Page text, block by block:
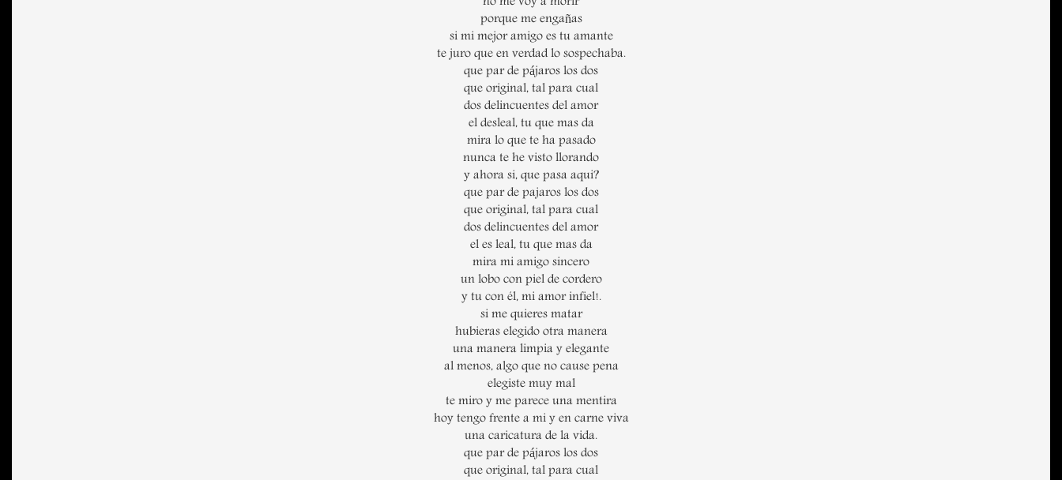
porque me engañas
si mi mejor amigo es tu amante
te juro que en verdad lo sospechaba.
que par de pájaros los dos
que original, tal para cual
dos delincuentes del amor
el desleal, tu que mas da
mira lo que te ha pasado
nunca te he visto llorando
y ahora si, que pasa aqui?
que par de pajaros los dos
que original, tal para cual
dos delincuentes del amor
el es leal, tu que mas da
mira mi amigo sincero
un lobo con piel de cordero
y tu con él, mi amor infiel!.
si me quieres matar
hubieras elegido otra manera
una manera limpia y elegante
al menos, algo que no cause pena
elegiste muy mal
te miro y me parece una mentira
hoy tengo frente a mi y en carne viva
una caricatura de la vida.
que par de pájaros los dos
que original, tal para cual